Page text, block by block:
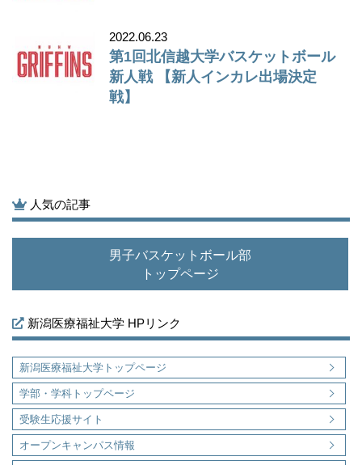
2022.06.23
第1回北信越大学バスケットボール
新人戦 【新人インカレ出場決定
戦】
人気の記事
男子バスケットボール部
トップページ
新潟医療福祉大学 HPリンク
新潟医療福祉大学トップページ
学部・学科トップページ
受験生応援サイト
オープンキャンパス情報